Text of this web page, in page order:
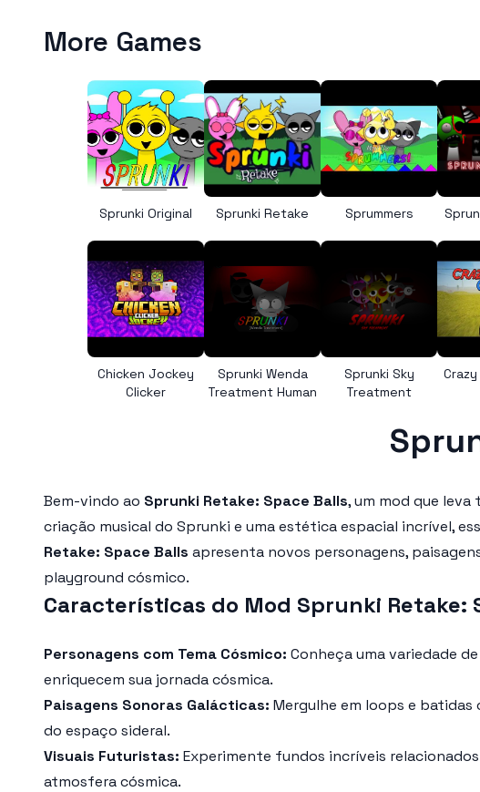
More Games
Sprunki Original Sprunki Retake Sprummers
Chicken Jockey
Clicker
Sprunki Wenda
Treatment Human
Sprunki Sky
Treatment
Bem-vindo ao Sprunki Retake: Space Balls, um mod que
criação musical do Sprunki e uma estética espacial incrível,
Retake: Space Balls apresenta novos personagens,
playground cósmico.
Características do Mod Sprunki Retake:
Personagens com Tema Cósmico: Conheça uma variedade
enriquecem sua jornada cósmica.
Paisagens Sonoras Galácticas: Mergulhe em loops e
do espaço sideral.
Visuais Futuristas: Experimente fundos incríveis
atmosfera cósmica.